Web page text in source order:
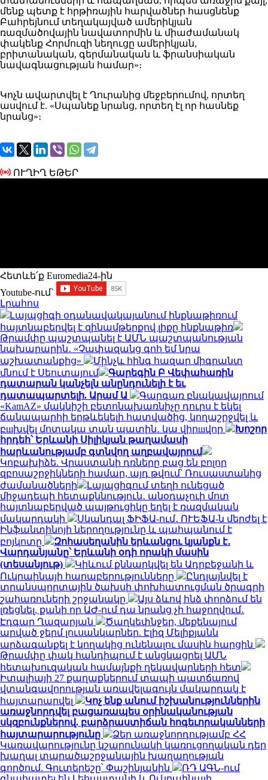
մենք պետք է հրթիռային հարվածներ հասցնենք
Բահրեյնում տեղակայված ամերիկյան
ռազմածովային նավատորմին և միաժամանակ
փակենք Հորմուզի նեղուցը ամերիկյան,
բրիտանական, գերմանական և ֆրանսիական
նավագնացության համար»։
Կոչն ավարտվել է Ղուրանից մեջբերումով, որտեղ
ասվում է. «Սպանեք նրանց, որտեղ էլ որ հասնեք
նրանց»։
ՈՒՂԻՂ ԵԹԵՐ
Հետևե՛ք Euromedia24-ին
Youtube-ում`
Լրահոս
Լայպցիգի օդանավակայանում ինքնաթիռում
հայտնաբերվել է զինամթերքով լիքը ինքնաթիռ
Թրամփը պաշտպանել է ԱՄՆ պաշտպանության
նախարարին․ «Չափազանց գոհ եմ նրա
աշխատանքից»
Մինչև հինգ հազար միգրանտ
մնում է Սեուտայում
Գարեգին Բ Վեփահառին
դատարան կանչելն անընդունելի է եւ
դատապարտելի. Արամ Ա
Գարգառ բնակավայրում
«KamAZ» մակնիշի բետոնախառնիչը դուրս է եկել
ճանապարհի երթևեկելի հատվածից, կողաշրջվել և
բшխվել մոտակա տան պատին․ կա վիրшվոր
Խոշոր
հրդեհ՝ Երևանի Սիլիկյան թաղամասի
հարևանությամբ գտնվող աղբավայրում
Կոբախիձե. Վրաստանի դռները բաց են բոլոր
զբոսաշրջիկների համար, այդ թվում՝ Ռուսաստանից
ժամանածների
Լայպցիգում տեղի ունեցած
միջադեպի հետաքննություն․ անօդաչուի մոտ
հայտնաբերված պայթուցիկը եղել է ռազմական
մակարդակի
Սկանդալ ՖԻՖԱ-ում․ ՈՒԵՖԱ-ն մերժել է
Ինֆանտինոյի ներողությունը և պահպանում է
բոյկոտը
Զոհասեղանին երևանցու կյանքն է․
Վարդանյանը՝ Երևանի օդի որակի մասին
(տեսանյութ)
Կիևում քննարկվել են Ադրբեջանի և
Ուկրաինայի հարաբերությունները
Ընդլայնվել է
տրանսպորտային ծախսի փոխհատուցման ծրագրի
շահառուների շրջանակը
Այս ձևով ինձ փորձում են
լռեցնել, քանի որ ԱԺ-ում դա նրանց չի հաջողվում․
Էդգար Ղազարյան
Ծաղկեփնջեր, մեքենայում
արված ջերմ լուսանկարներ. Էլիզ Մելիքյանն
արձագանքել է կողակից ունենալու մասին հարցին
Թրամփը փակ հանդիպում է անցկացրել ԱՄՆ
հետախուզական համայնքի ղեկավարների հետ
Իտալիայի 27 քաղաքներում տապի պատճառով
վտանգավորության առավելագույն մակարդակ է
հայտարարվել
Կոչ ենք անում իշխանություններին
առաջնորդվել բացառապես օրինականության
սկզբունքներով. բարձրաստիճան հոգեւորականների
հայտարարությունը
Ձեր առաջնորդությամբ ՀՀ
Կառավարությունը կշարունակի կառուցողական դեր
խաղալ տարածաշրջանային խաղաղության
գործում. Գուտերեշը՝ Փաշինյանին
ՌԴ ԱԳՆ-ում